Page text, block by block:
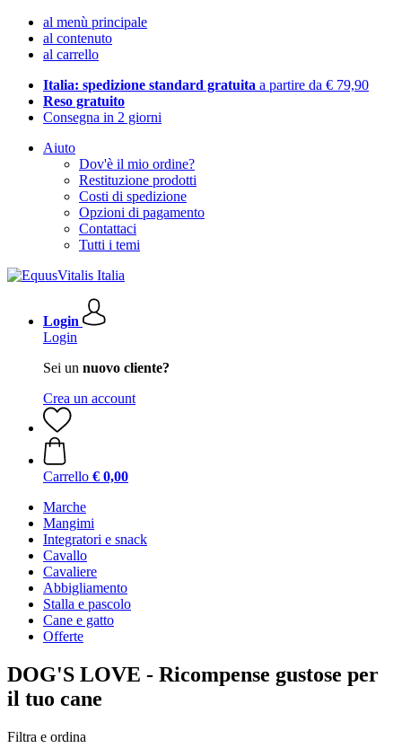
al menù principale
al contenuto
al carrello
Italia: spedizione standard gratuita a partire da € 79,90
Reso gratuito
Consegna in 2 giorni
Aiuto
Dov'è il mio ordine?
Restituzione prodotti
Costi di spedizione
Opzioni di pagamento
Contattaci
Tutti i temi
Login
Login
Sei un nuovo cliente?
Crea un account
Carrello € 0,00
Marche
Mangimi
Integratori e snack
Cavallo
Cavaliere
Abbigliamento
Stalla e pascolo
Cane e gatto
Offerte
DOG'S LOVE - Ricompense gustose per
il tuo cane
Filtra e ordina